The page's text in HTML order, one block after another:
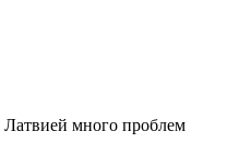
много проблем